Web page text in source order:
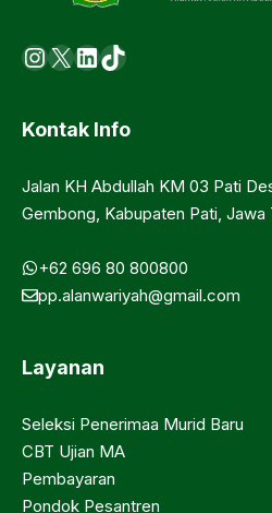
Instagram
X LinkedIn
https://
Kontak Info
Jalan KH Abdullah KM 03 Pati
Gembong, Kabupaten Pati, Jawa
+62 696 80 800800
pp.alanwariyah@gmail.com
Layanan
Seleksi Penerimaa Murid Baru
CBT Ujian MA
Pembayaran
Pondok Pesantren